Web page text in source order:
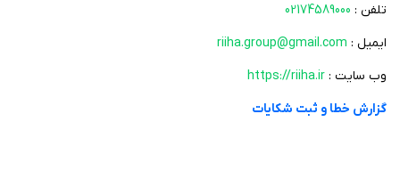
تلفن : 02174589000
ایمیل : riiha.group@gmail.com
وب سایت : https://riiha.ir
گزارش خطا و ثبت شکایات